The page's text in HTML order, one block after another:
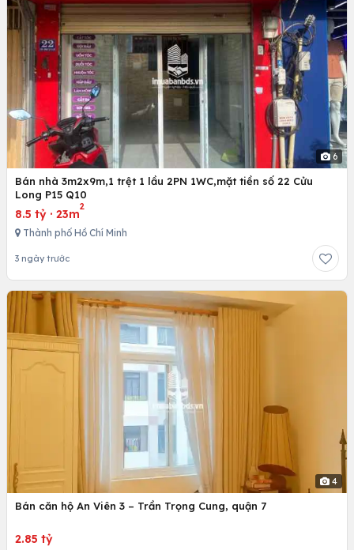
6
Bán nhà 3m2x9m,1 trệt 1 lầu 2PN 1WC,mặt tiền số 22 Cửu
Long P15 Q10
8.5 tỷ · 23m
2
Thành phố Hồ Chí Minh
3 ngày trước
4
Bán căn hộ An Viên 3 – Trần Trọng Cung, quận 7
2.85 tỷ